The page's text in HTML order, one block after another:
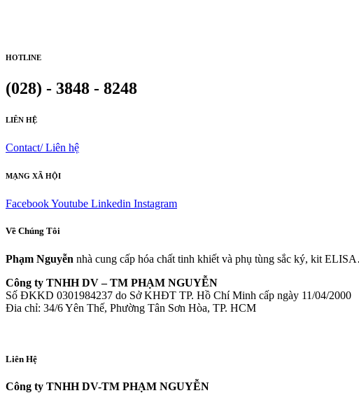
HOTLINE
(028) - 3848 - 8248
LIÊN HỆ
Contact/ Liên hệ
MẠNG XÃ HỘI
FacebookYoutube Linkedin Instagram
Về Chúng Tôi
Phạm Nguyễn nhà cung cấp hóa chất tinh khiết và phụ tùng sắc ký, kit
Công ty TNHH DV – TM PHẠM NGUYỄN
Số ĐKKD 0301984237 do Sở KHĐT TP. Hồ Chí Minh cấp ngày 11/04/2000
Đia chỉ: 34/6 Yên Thế, Phường Tân Sơn Hòa, TP. HCM
Liên Hệ
Công ty TNHH DV-TM PHẠM NGUYỄN